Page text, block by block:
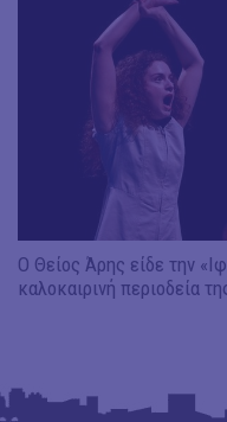
Ο Θείος Άρης είδε την
καλοκαιρινή περιοδεία